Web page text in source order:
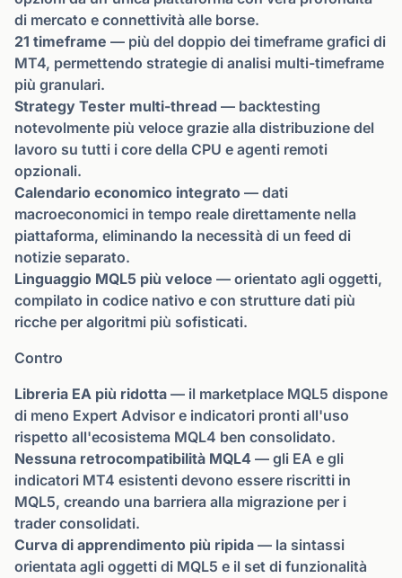
di mercato e connettività alle borse.
21 timeframe — più del doppio dei timeframe grafici di
MT4, permettendo strategie di analisi multi-timeframe
più granulari.
Strategy Tester multi-thread — backtesting
notevolmente più veloce grazie alla distribuzione del
lavoro su tutti i core della CPU e agenti remoti
opzionali.
Calendario economico integrato — dati
macroeconomici in tempo reale direttamente nella
piattaforma, eliminando la necessità di un feed di
notizie separato.
Linguaggio MQL5 più veloce — orientato agli oggetti,
compilato in codice nativo e con strutture dati più
ricche per algoritmi più sofisticati.
Contro
Libreria EA più ridotta — il marketplace MQL5 dispone
di meno Expert Advisor e indicatori pronti all'uso
rispetto all'ecosistema MQL4 ben consolidato.
Nessuna retrocompatibilità MQL4 — gli EA e gli
indicatori MT4 esistenti devono essere riscritti in
MQL5, creando una barriera alla migrazione per i
trader consolidati.
Curva di apprendimento più ripida — la sintassi
orientata agli oggetti di MQL5 e il set di funzionalità